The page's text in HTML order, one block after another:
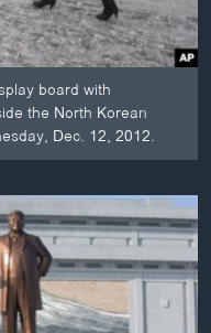
board with
the North Korean
Dec. 12, 2012.